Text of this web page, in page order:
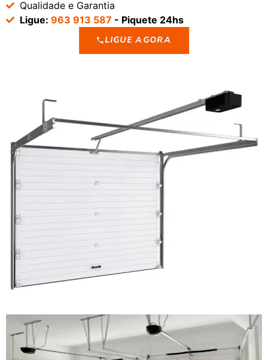
Qualidade e Garantia
Ligue: 963 913 587 - Piquete 24hs
LIGUE AGORA